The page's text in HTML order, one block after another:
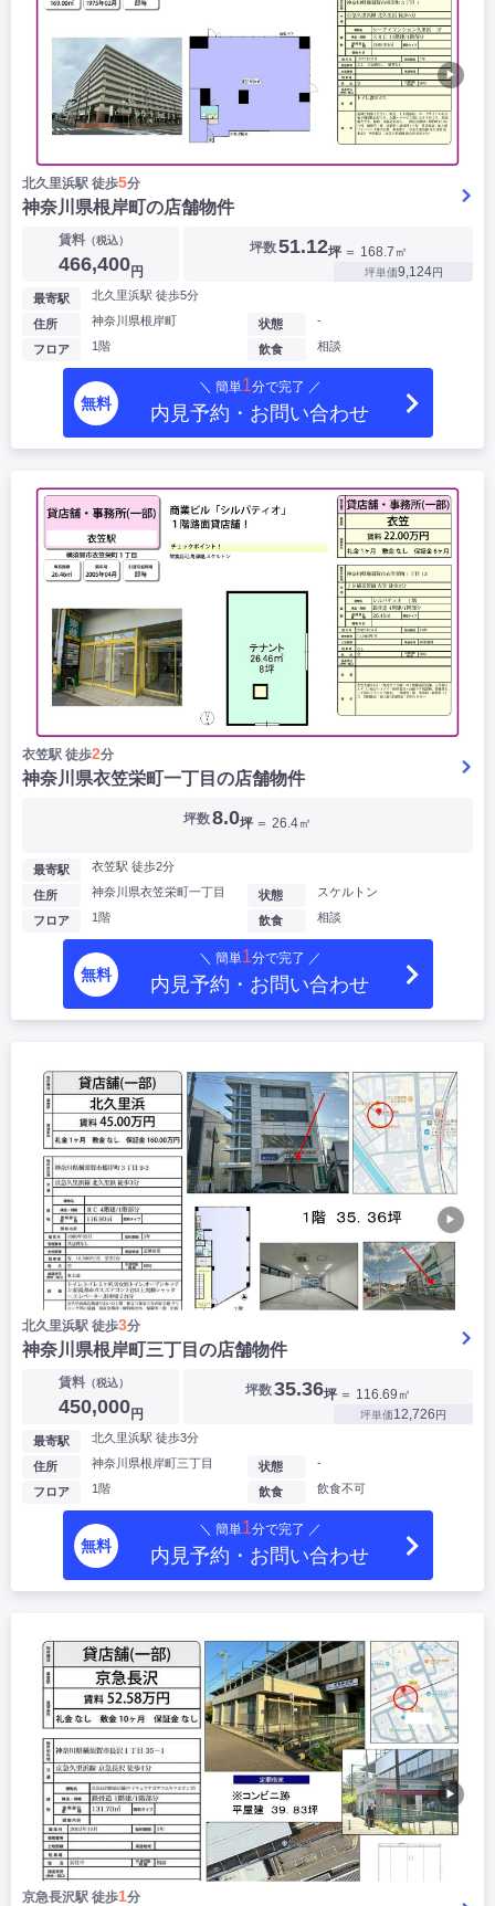
▶
北久里浜駅 徒歩5分
神奈川県根岸町の店舗物件
賃料（税込）
466,400円
坪数51.12坪 ＝ 168.7㎡
坪単価9,124円
最寄駅 北久里浜駅 徒歩5分
住所 神奈川県根岸町
フロア 1階
状態 -
飲食 相談
無料
＼ 簡単1分で完了 ／
内見予約・お問い合わせ
衣笠駅 徒歩2分
神奈川県衣笠栄町一丁目の店舗物件
坪数8.0坪 ＝ 26.4㎡
最寄駅 衣笠駅 徒歩2分
住所 神奈川県衣笠栄町一丁目
フロア 1階
状態 スケルトン
飲食 相談
無料
＼ 簡単1分で完了 ／
内見予約・お問い合わせ
▶
北久里浜駅 徒歩3分
神奈川県根岸町三丁目の店舗物件
賃料（税込）
450,000円
坪数35.36坪 ＝ 116.69㎡
坪単価12,726円
最寄駅 北久里浜駅 徒歩3分
住所 神奈川県根岸町三丁目
フロア 1階
状態 -
飲食 飲食不可
無料
＼ 簡単1分で完了 ／
内見予約・お問い合わせ
▶
京急長沢駅 徒歩1分